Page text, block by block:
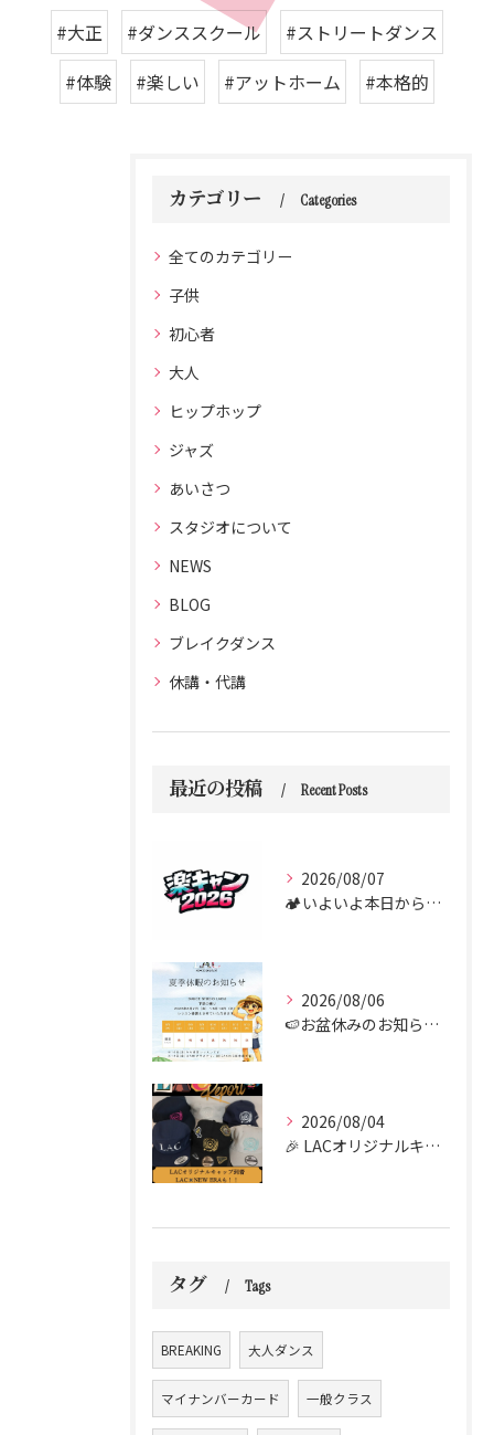
#大正 #ダンススクール
#ストリートダンス
#体験
#楽しい #アットホーム #本格的
カテゴリー Categories
全てのカテゴリー
子供
初心者
大人
ヒップホップ
ジャズ
あいさつ
スタジオについて
NEWS
BLOG
ブレイクダンス
休講・代講
最近の投稿 Recent Posts
2026/08/07
🏕️いよいよ本日からダンス合宿 “楽キャン” がスタートしま...
2026/08/06
🍉お盆休みのお知らせ🍉
2026/08/04
🎉 LACオリジナルキャップがついに到着しました！！🧢✨
タグ Tags
BREAKING 大人ダンス
マイナンバーカード 一般クラス